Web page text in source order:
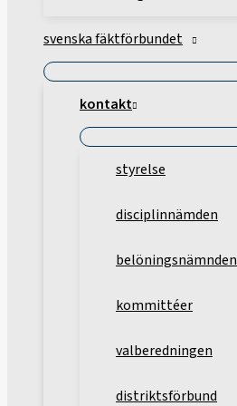
svenska fäktförbundet
kontakt
styrelse
disciplinnämden
belöningsnämnden
kommittéer
valberedningen
distriktsförbund